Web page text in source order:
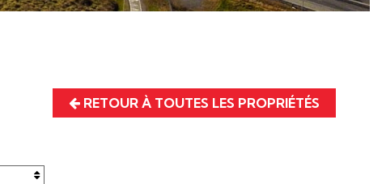
RETOUR À TOUTES LES PROPRIÉTÉS